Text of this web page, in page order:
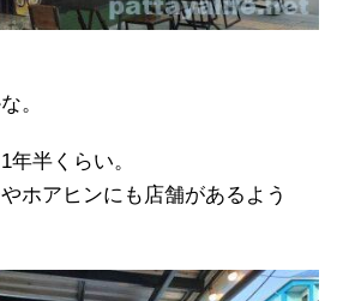
。
半くらい。
ホアヒンにも店舗があるよう